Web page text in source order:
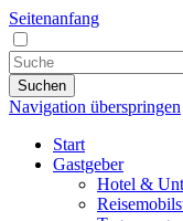
Seitenanfang
Suchen
Navigation überspringen
Start
Gastgeber
Hotel &